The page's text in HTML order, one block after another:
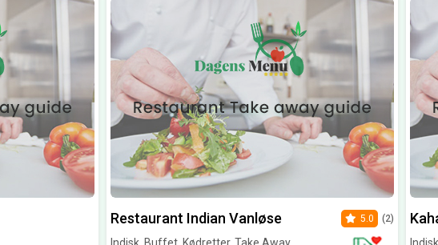
Restaurant Indian Vanløse 5.0 (2)